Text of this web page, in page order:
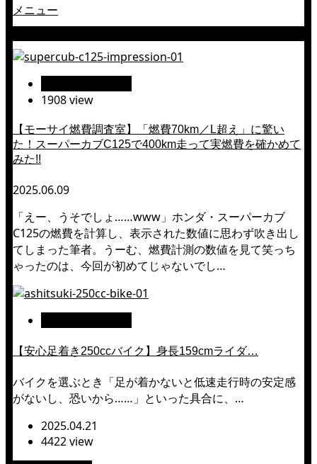
メニュー
1908 view
【モーサイ燃費調査室】「燃費70km／L超え」に驚い
た！スーパーカブC125で400km走って実燃費を確かめて
みた!!
2025.06.09
「えー、うそでしょ……www」ホンダ・スーパーカブ
C125の燃費を計算し、表示された数値に思わず吹き出し
てしまった筆者。うーむ、燃費計測の数値を見て笑っち
ゃったのは、今回が初めてじゃないでし…
【安心足着き250ccバイク】身長159cmライダ…
バイクを選ぶとき「足が着かないと低速走行時の安定感
がないし、恐いから……」といった具合に、…
2025.04.21
4422 view